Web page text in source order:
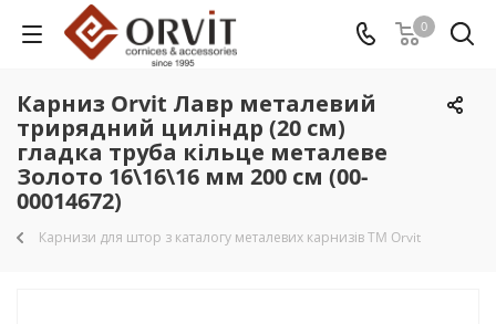
0
Карниз Orvit Лавр металевий
трирядний циліндр (20 см)
гладка труба кільце металеве
Золото 16\16\16 мм 200 см (00-
00014672)
Карнизи для штор з каталогу металевих карнизів TM Orvit